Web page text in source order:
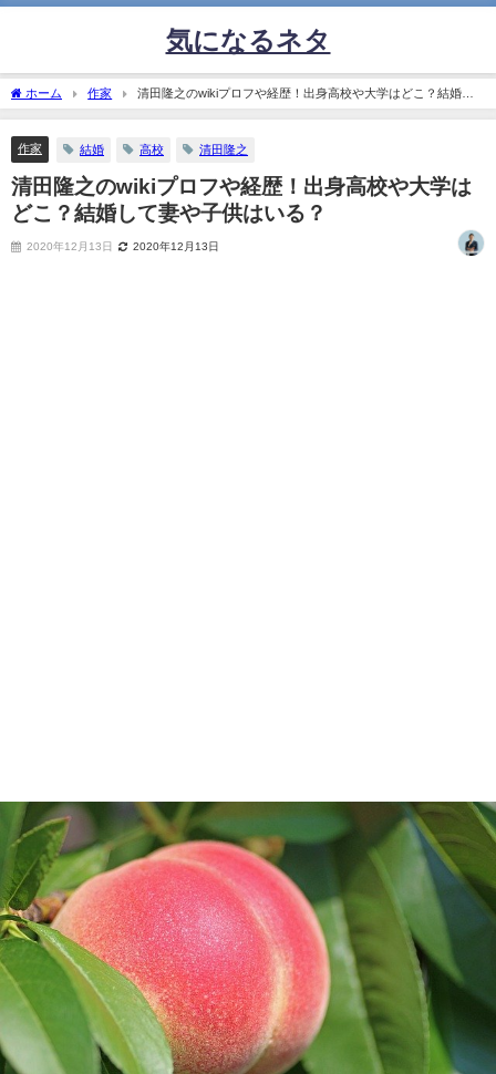
気になるネタ
ホーム 作家
清田隆之のwikiプロフや経歴！出身高校や大学はどこ？結婚し
て妻や子供はいる？
作家 結婚 高校 清田隆之
清田隆之のwikiプロフや経歴！出身高校や大学は
どこ？結婚して妻や子供はいる？
2020年12月13日 2020年12月13日